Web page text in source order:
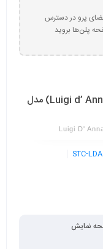
پرو در دسترس
پلن‌ها بروید
ساعت مچی مردانه عقربه‌ای لوجی دی انا(Luigi d’ Anna) مدل
Luigi D'
STC-
نمایش